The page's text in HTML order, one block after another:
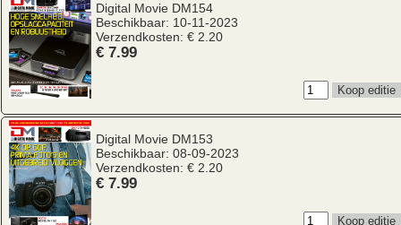
Digital Movie DM154
Beschikbaar: 10-11-2023
Verzendkosten: € 2.20
€ 7.99
Digital Movie DM153
Beschikbaar: 08-09-2023
Verzendkosten: € 2.20
€ 7.99